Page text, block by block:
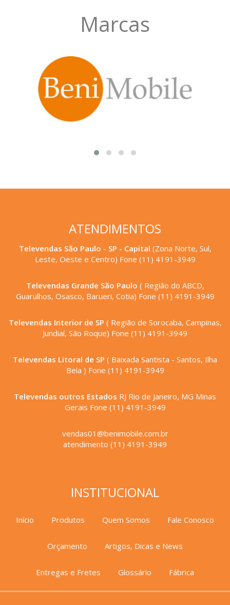
Marcas
ATENDIMENTOS
Televendas São Paulo - SP - Capital (Zona Norte, Sul,
Leste, Oeste e Centro) Fone (11) 4191-3949
Televendas Grande São Paulo ( Região do ABCD,
Guarulhos, Osasco, Barueri, Cotia) Fone (11) 4191-3949
Televendas Interior de SP ( Região de Sorocaba, Campinas,
Jundiaí, São Roque) Fone (11) 4191-3949
Televendas Litoral de SP ( Baixada Santista - Santos, Ilha
Bela ) Fone (11) 4191-3949
Televendas outros Estados RJ Rio de Janeiro, MG Minas
Gerais Fone (11) 4191-3949
vendas01@benimobile.com.br
atendimento (11) 4191-3949
INSTITUCIONAL
Início Produtos Quem Somos Fale Conosco
Orçamento Artigos, Dicas e News
Entregas e Fretes Glossário Fábrica